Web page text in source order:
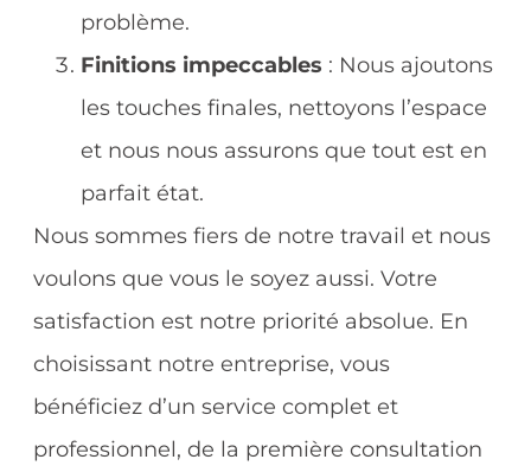
problème.
Finitions impeccables : Nous ajoutons
les touches finales, nettoyons l’espace
et nous nous assurons que tout est en
parfait état.
Nous sommes fiers de notre travail et nous
voulons que vous le soyez aussi. Votre
satisfaction est notre priorité absolue. En
choisissant notre entreprise, vous
bénéficiez d’un service complet et
professionnel, de la première consultation